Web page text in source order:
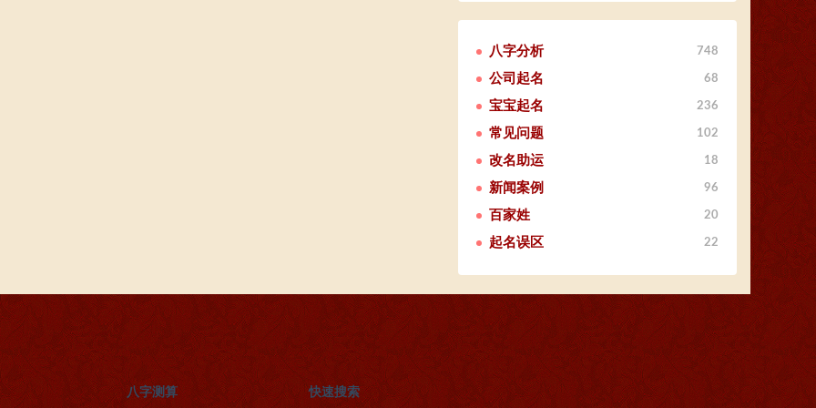
八字分析 748
公司起名 68
宝宝起名 236
常见问题 102
改名助运 18
新闻案例 96
百家姓 20
起名误区 22
八字测算 快速搜索